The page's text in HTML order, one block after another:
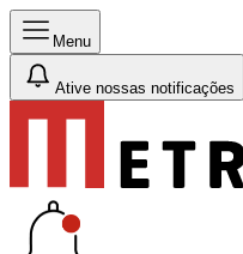
Menu
Ative nossas notificações